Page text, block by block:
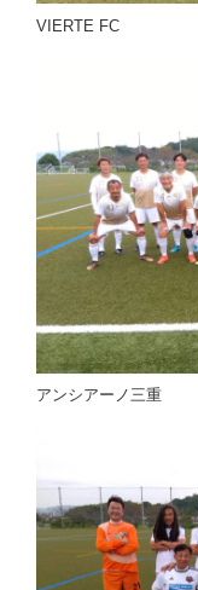
VIERTE FC
アンシアーノ三重